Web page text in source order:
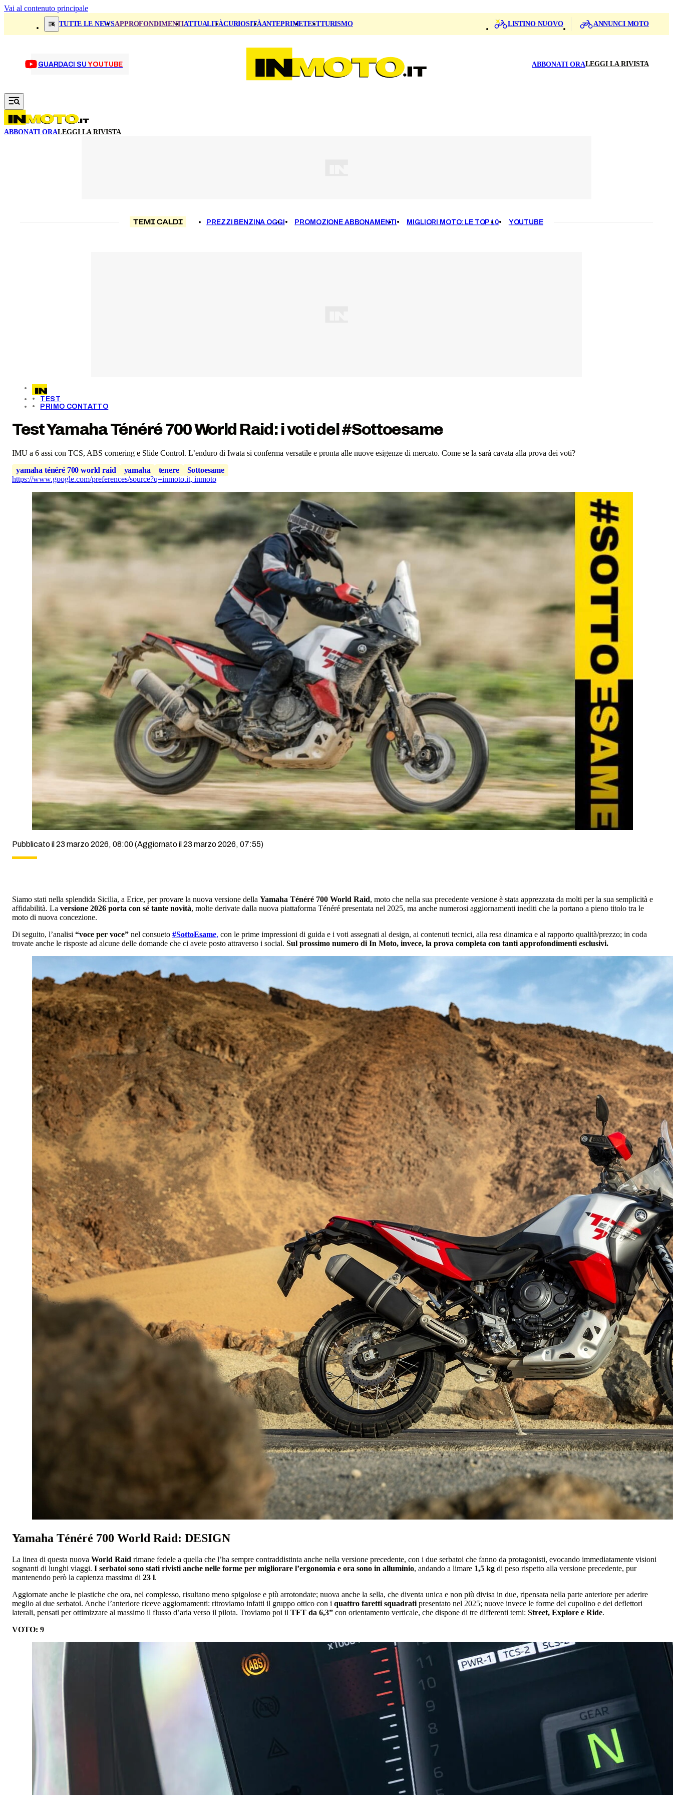
Vai al contenuto principale
TUTTE LE NEWSAPPROFONDIMENTIATTUALITÀCURIOSITÀANTEPRIMETESTTURISMO LISTINO NUOVO ANNUNCI MOTO
GUARDACI SUYOUTUBE ABBONATI ORALEGGI LA RIVISTA
ABBONATI ORALEGGI LA RIVISTA
TEMI CALDI PREZZI BENZINA OGGI PROMOZIONE ABBONAMENTI MIGLIORI MOTO: LE TOP 10 YOUTUBE
TEST
PRIMO CONTATTO
Test Yamaha Ténéré 700 World Raid: i voti del #Sottoesame
IMU a 6 assi con TCS, ABS cornering e Slide Control. L’enduro di Iwata si conferma versatile e pronta alle nuove esigenze di mercato. Come se la sarà cavata alla prova dei voti?
yamaha ténéré 700 world raid
yamaha tenere
Sottoesame
https://www.google.com/preferences/source?q=inmoto.it,inmoto
Pubblicato il 23 marzo 2026, 08:00(Aggiornato il 23 marzo 2026, 07:55)
Siamo stati nella splendida Sicilia, a Erice, per provare la nuova versione della Yamaha Ténéré 700 World Raid, moto che nella sua precedente versione è stata apprezzata da molti per la sua semplicità e
affidabilità. La versione 2026 porta con sé tante novità, molte derivate dalla nuova piattaforma Ténéré presentata nel 2025, ma anche numerosi aggiornamenti inediti che la portano a pieno titolo tra le
moto di nuova concezione.
Di seguito, l’analisi “voce per voce” nel consueto #SottoEsame, con le prime impressioni di guida e i voti assegnati al design, ai contenuti tecnici, alla resa dinamica e al rapporto qualità/prezzo; in coda
trovate anche le risposte ad alcune delle domande che ci avete posto attraverso i social. Sul prossimo numero diIn Moto, invece, la prova completa con tanti approfondimenti esclusivi.
Yamaha Ténéré 700 World Raid: DESIGN
La linea di questa nuova World Raid rimane fedele a quella che l’ha sempre contraddistinta anche nella versione precedente, con i due serbatoi che fanno da protagonisti, evocando immediatamente visioni
sognanti di lunghi viaggi. I serbatoi sono stati rivisti anche nelle forme per migliorare l’ergonomia e ora sono in alluminio, andando a limare 1,5 kg di peso rispetto alla versione precedente, pur
mantenendo però la capienza massima di 23 l.
Aggiornate anche le plastiche che ora, nel complesso, risultano meno spigolose e più arrotondate; nuova anche la sella, che diventa unica e non più divisa in due, ripensata nella parte anteriore per aderire
meglio ai due serbatoi. Anche l’anteriore riceve aggiornamenti: ritroviamo infatti il gruppo ottico con i quattro faretti squadrati presentato nel 2025; nuove invece le forme del cupolino e dei deflettori
laterali, pensati per ottimizzare al massimo il flusso d’aria verso il pilota. Troviamo poi il TFT da 6,3” con orientamento verticale, che dispone di tre differenti temi: Street, Explore e Ride.
VOTO: 9